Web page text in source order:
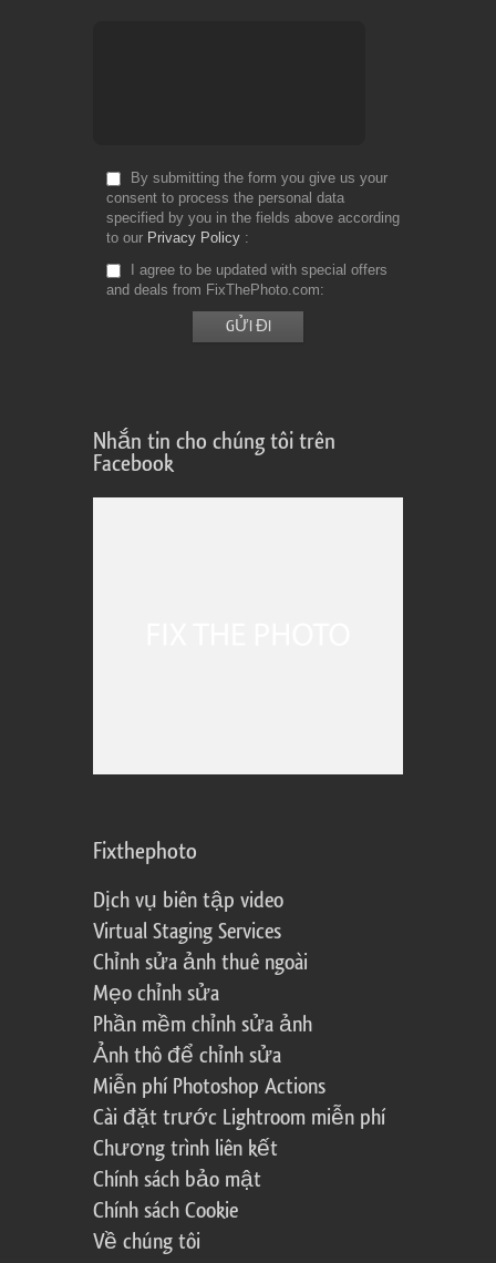
By submitting the form you give us your
consent to process the personal data
specified by you in the fields above according
to our Privacy Policy
I agree to be updated with special offers
and deals from FixThePhoto.com
Nhắn tin cho chúng tôi trên
Facebook
Fixthephoto
Dịch vụ biên tập video
Virtual Staging Services
Chỉnh sửa ảnh thuê ngoài
Mẹo chỉnh sửa
Phần mềm chỉnh sửa ảnh
Ảnh thô để chỉnh sửa
Miễn phí Photoshop Actions
Cài đặt trước Lightroom miễn phí
Chương trình liên kết
Chính sách bảo mật
Chính sách Cookie
Về chúng tôi